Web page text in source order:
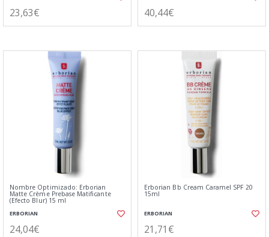
23,63€ 40,44€
Nombre Optimizado: Erborian
Matte Crème Prebase Matificante
(Efecto Blur) 15 ml
ERBORIAN
24,04€
Erborian Bb Cream Caramel SPF 20
15ml
ERBORIAN
21,71€